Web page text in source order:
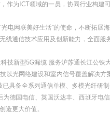
作为ICT领域的一员，协同行业构建
电网联美好生活”的使命，不断拓展
线通信技术应用及创新能力，全面服
技新型5G漏缆 服务沪苏通长江公铁
以光网络建设和室内信号覆盖解决方
已具备全系列通信单模、多模光纤研
为德国电信、英国沃达丰、西班牙电
造更大价值。